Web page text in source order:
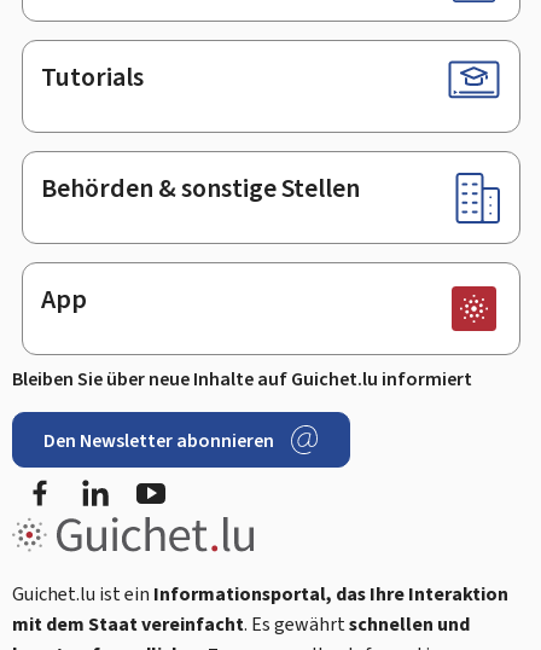
Tutorials
Behörden & sonstige Stellen
App
Bleiben Sie über neue Inhalte auf Guichet.lu informiert
Den Newsletter abonnieren
FacebookLinkedIn
Guichet.lu ist ein Informationsportal, das Ihre Interaktion
mit dem Staat vereinfacht. Es gewährtschnellen und